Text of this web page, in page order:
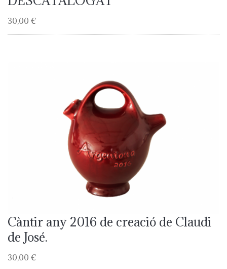
30,00 €
Càntir any 2016 de creació de Claudi
de José.
30,00 €